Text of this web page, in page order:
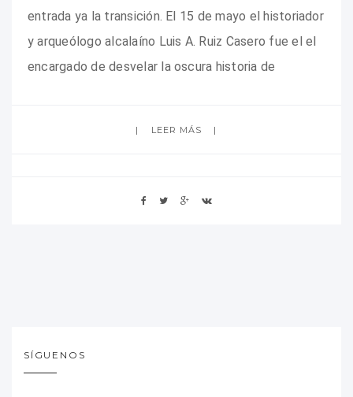
entrada ya la transición. El 15 de mayo el historiador
y arqueólogo alcalaíno Luis A. Ruiz Casero fue el el
encargado de desvelar la oscura historia de
LEER MÁS
SÍGUENOS